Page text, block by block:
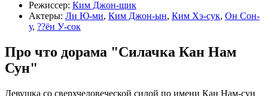
Режиссер: Ким Джон-щик
Актеры: Ли Ю-ми, Ким Джон-ын, Ким Хэ-сук, Он Сон-
у, ??ён У-сок
Про что дорама "Силачка Кан Нам
Сун"
Девушка со сверхчеловеческой силой по имени Кан Нам-сун